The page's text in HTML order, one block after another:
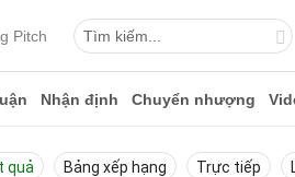
Pitch
Nhận định Chuyển nhượng
quả Bảng xếp hạng Trực tiếp